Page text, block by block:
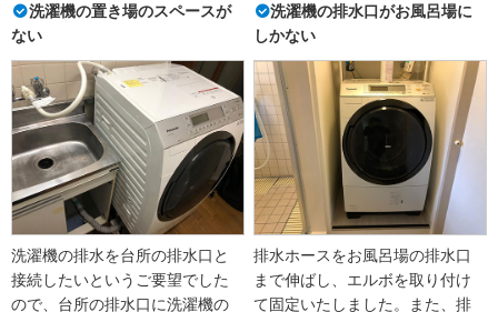
洗濯機の置き場のスペースが
ない
洗濯機の排水を台所の排水口と
接続したいというご要望でした
ので、台所の排水口に洗濯機の
洗濯機の排水口がお風呂場に
しかない
排水ホースをお風呂場の排水口
まで伸ばし、エルボを取り付け
て固定いたしました。また、排